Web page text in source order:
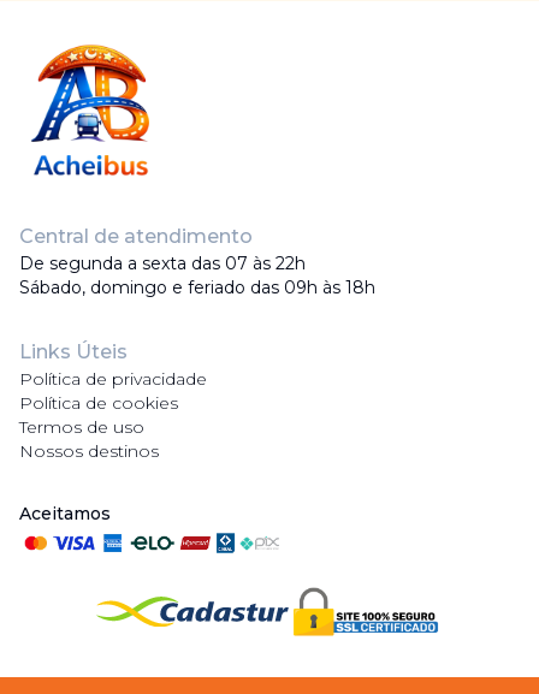
Central de atendimento
De segunda a sexta das 07 às 22h
Sábado, domingo e feriado das 09h às 18h
Links Úteis
Política de privacidade
Política de cookies
Termos de uso
Nossos destinos
Aceitamos